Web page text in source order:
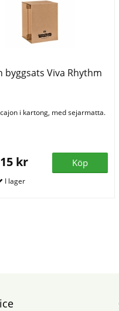
byggsats Viva Rhythm
i kartong, med sejarmatta.
kr Köp